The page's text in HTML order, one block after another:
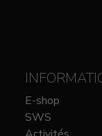
E-shop
SWS